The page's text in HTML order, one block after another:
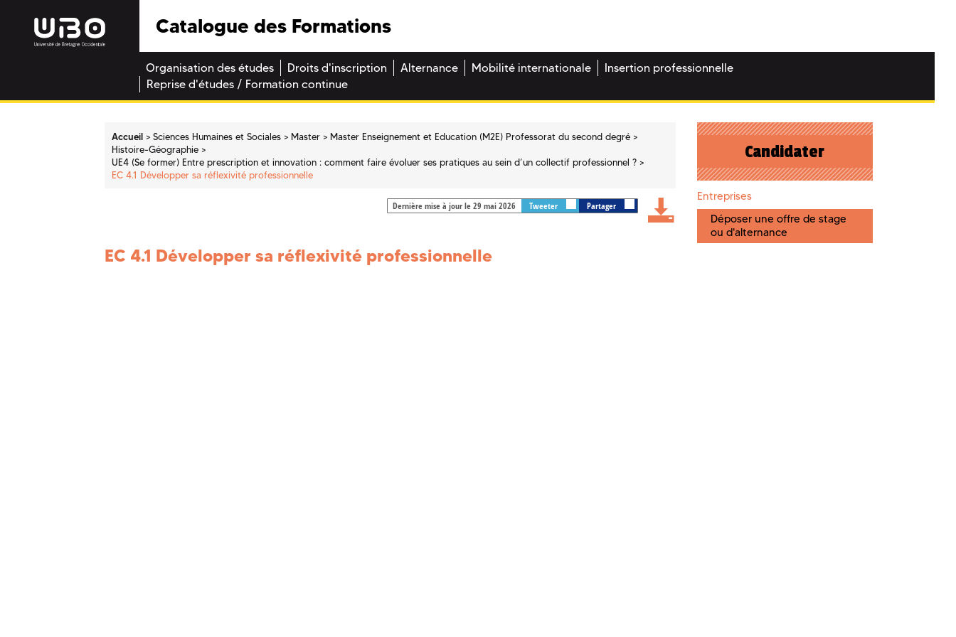
Catalogue des Formations
Organisation des études Droits d'inscription Alternance Mobilité internationale
Insertion professionnelle
Reprise d'études / Formation continue
Accueil Sciences Humaines et Sociales Master
Master Enseignement et Education (M2E) Professorat du second degré
Histoire-Géographie
UE4 (Se former) Entre prescription et innovation : comment faire évoluer ses pratiques au sein d’un collectif professionnel ?
EC 4.1 Développer sa réflexivité professionnelle
Dernière mise à jour le 29 mai 2026 Tweeter Partager
EC 4.1 Développer sa réflexivité professionnelle
Candidater
Entreprises
Déposer une offre de stage
ou d'alternance